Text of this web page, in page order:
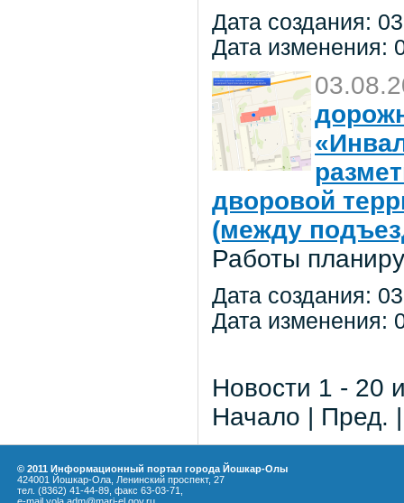
Дата создания:
Дата изменения:
дворовой
(между
Работы
Дата создания:
Дата изменения:
Новости 1 - 20
Начало | Пред.
© 2011 Информационный портал города Йошкар-Олы
424001 Йошкар-Ола, Ленинский проспект, 27
тел. (8362) 41-44-89, факс 63-03-71,